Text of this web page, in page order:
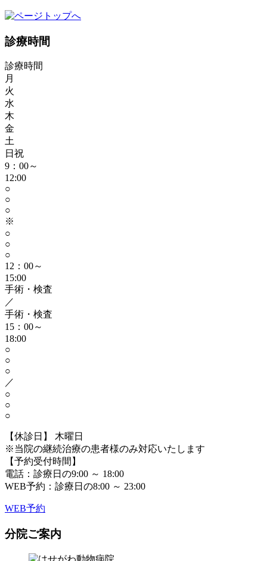
診療時間
診療時間
月
火
水
木
金
土
日祝
9：00～
12:00
○
○
○
※
○
○
○
12：00～
15:00
手術・検査
／
手術・検査
15：00～
18:00
○
○
○
／
○
○
○
【休診日】 木曜日
※当院の継続治療の患者様のみ対応いたします
【予約受付時間】
電話：診療日の9:00 ～ 18:00
WEB予約：診療日の8:00 ～ 23:00
WEB予約
分院ご案内